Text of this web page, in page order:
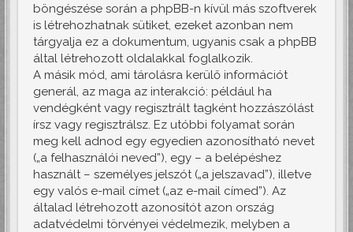
böngészése során a phpBB-n kívül más szoftverek
is létrehozhatnak sütiket, ezeket azonban nem
tárgyalja ez a dokumentum, ugyanis csak a phpBB
által létrehozott oldalakkal foglalkozik.
A másik mód, ami tárolásra kerülő információt
generál, az maga az interakció: például ha
vendégként vagy regisztrált tagként hozzászólást
írsz vagy regisztrálsz. Ez utóbbi folyamat során
meg kell adnod egy egyedien azonosítható nevet
(„a felhasználói neved”), egy – a belépéshez
használt – személyes jelszót („a jelszavad”), illetve
egy valós e-mail címet („az e-mail címed”). Az
általad létrehozott azonosítót azon ország
adatvédelmi törvényei védelmezik, melyben a